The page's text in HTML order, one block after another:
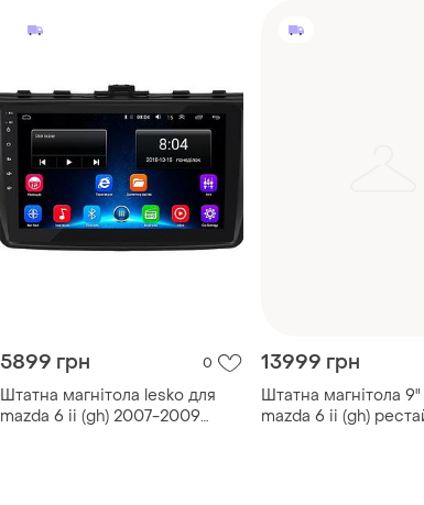
5899 грн 0
Штатна магнітола lesko для
mazda 6 ii (gh) 2007-2009
13999 грн
Штатна магнітола
mazda 6 ii (gh)